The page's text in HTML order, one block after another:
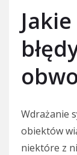
Wdrażanie
obiektów
niektóre z